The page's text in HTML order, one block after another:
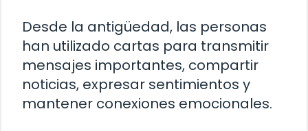
Desde la antigüedad, las personas
han utilizado cartas para transmitir
mensajes importantes, compartir
noticias, expresar sentimientos y
mantener conexiones emocionales.